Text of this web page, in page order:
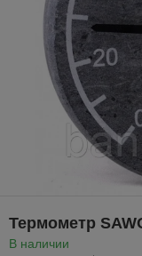
Термометр
В наличии